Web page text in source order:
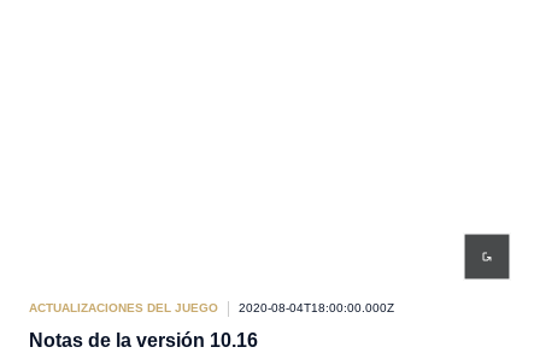
ACTUALIZACIONES DEL JUEGO 2020-08-04T18:00:00.000Z
Notas de la versión 10.16